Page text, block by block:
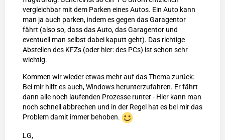
vergleichbar mit dem Parken eines Autos. Ein Auto kann
man ja auch parken, indem es gegen das Garagentor
fährt (also so, dass das Auto, das Garagentor und
eventuell man selbst dabei kaputt geht). Das richtige
Abstellen des KFZs (oder hier: des PCs) ist schon sehr
wichtig.
Kommen wir wieder etwas mehr auf das Thema zurück:
Bei mir hilft es auch, Windows herunterzufahren. Er fährt
dann alle noch laufenden Prozesse runter - Hier kann man
noch schnell abbrechen und in der Regel hat es bei mir das
Problem damit immer behoben.
LG,